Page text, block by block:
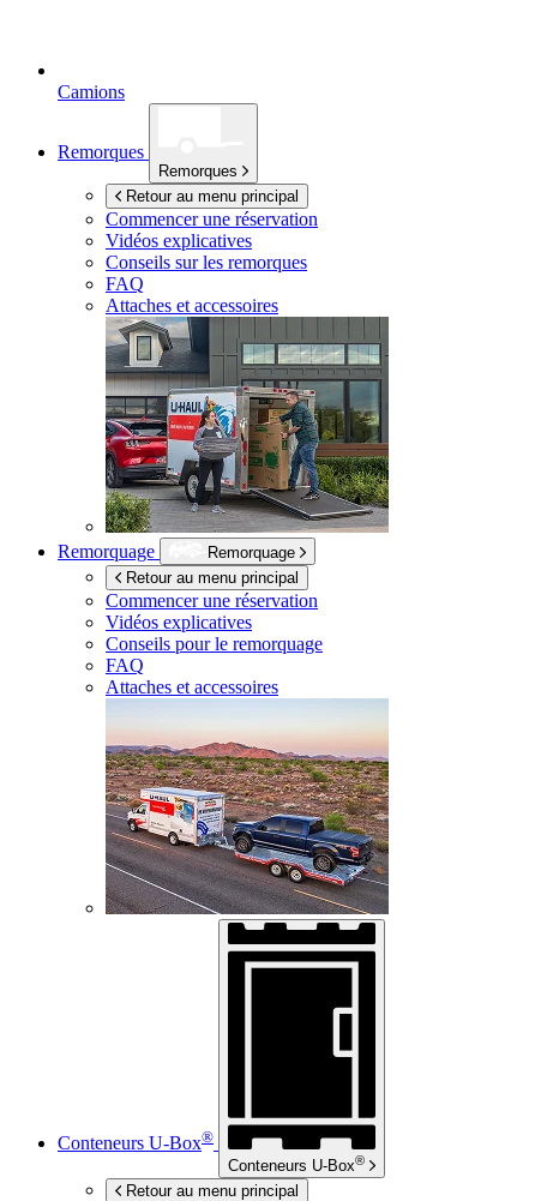
Camions
Remorques
Remorques
Retour au menu principal
Commencer une réservation
Vidéos explicatives
Conseils sur les remorques
FAQ
Attaches et accessoires
Remorquage
Remorquage
Retour au menu principal
Commencer une réservation
Vidéos explicatives
Conseils pour le remorquage
FAQ
Attaches et accessoires
Conteneurs U-Box®
Conteneurs U-Box®
Retour au menu principal